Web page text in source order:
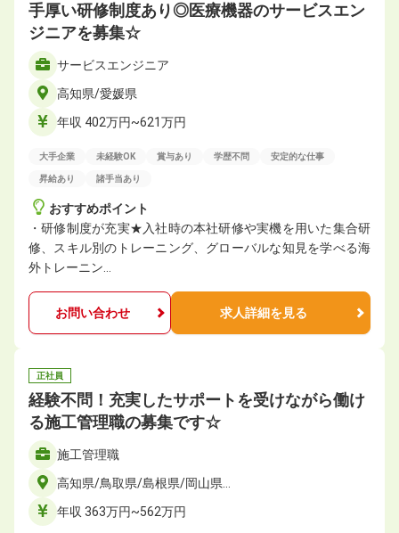
手厚い研修制度あり◎医療機器のサービスエン
ジニアを募集☆
サービスエンジニア
高知県/愛媛県
年収 402万円~621万円
大手企業 未経験OK 賞与あり 学歴不問 安定的な仕事
昇給あり 諸手当あり
おすすめポイント
・研修制度が充実★入社時の本社研修や実機を用いた集合研
修、スキル別のトレーニング、グローバルな知見を学べる海
外トレーニン…
お問い合わせ 求人詳細を見る
正社員
経験不問！充実したサポートを受けながら働け
る施工管理職の募集です☆
施工管理職
高知県/鳥取県/島根県/岡山県…
年収 363万円~562万円